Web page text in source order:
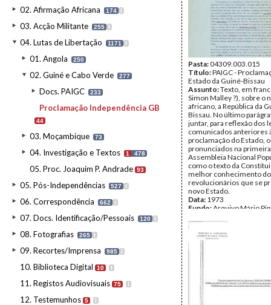
02. Afirmação Africana 174 I
03. Acção Militante 255 I
04. Lutas de Libertação 1171 I
01. Angola 250
02. Guiné e Cabo Verde 277
Docs. PAIGC 233
Proclamação Independência GB
44
03. Moçambique 73
04. Investigação e Textos 1 478
05. Proc. Joaquim P. Andrade 93
05. Pós-Independências 527 I
06. Correspondência 662 I
07. Docs. Identificação/Pessoais 120 I
08. Fotografias 265 I
09. Recortes/Imprensa 985 I
10. Biblioteca Digital 10 I
11. Registos Audiovisuais 75 I
12. Testemunhos 5 I
Pasta:04309.003.015
Título:PAIGC -
Estado da Guiné-Bissau
Assunto:Texto, em
Simon Malley ?), sobre o
africano, a República da
Bissau. No último
juntar, para reflexão dos
comunicados anteriores
proclamação do Estado,
pronunciados na
Assembleia Nacional
como o texto da
melhor conhecimento
revolucionários que se
novo Estado.
Data: 1973
Fundo: Arquivo Mário
Tipo Documental:
Página(s):2